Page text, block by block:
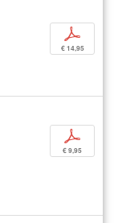
p
€ 14,95
p
€ 9,95